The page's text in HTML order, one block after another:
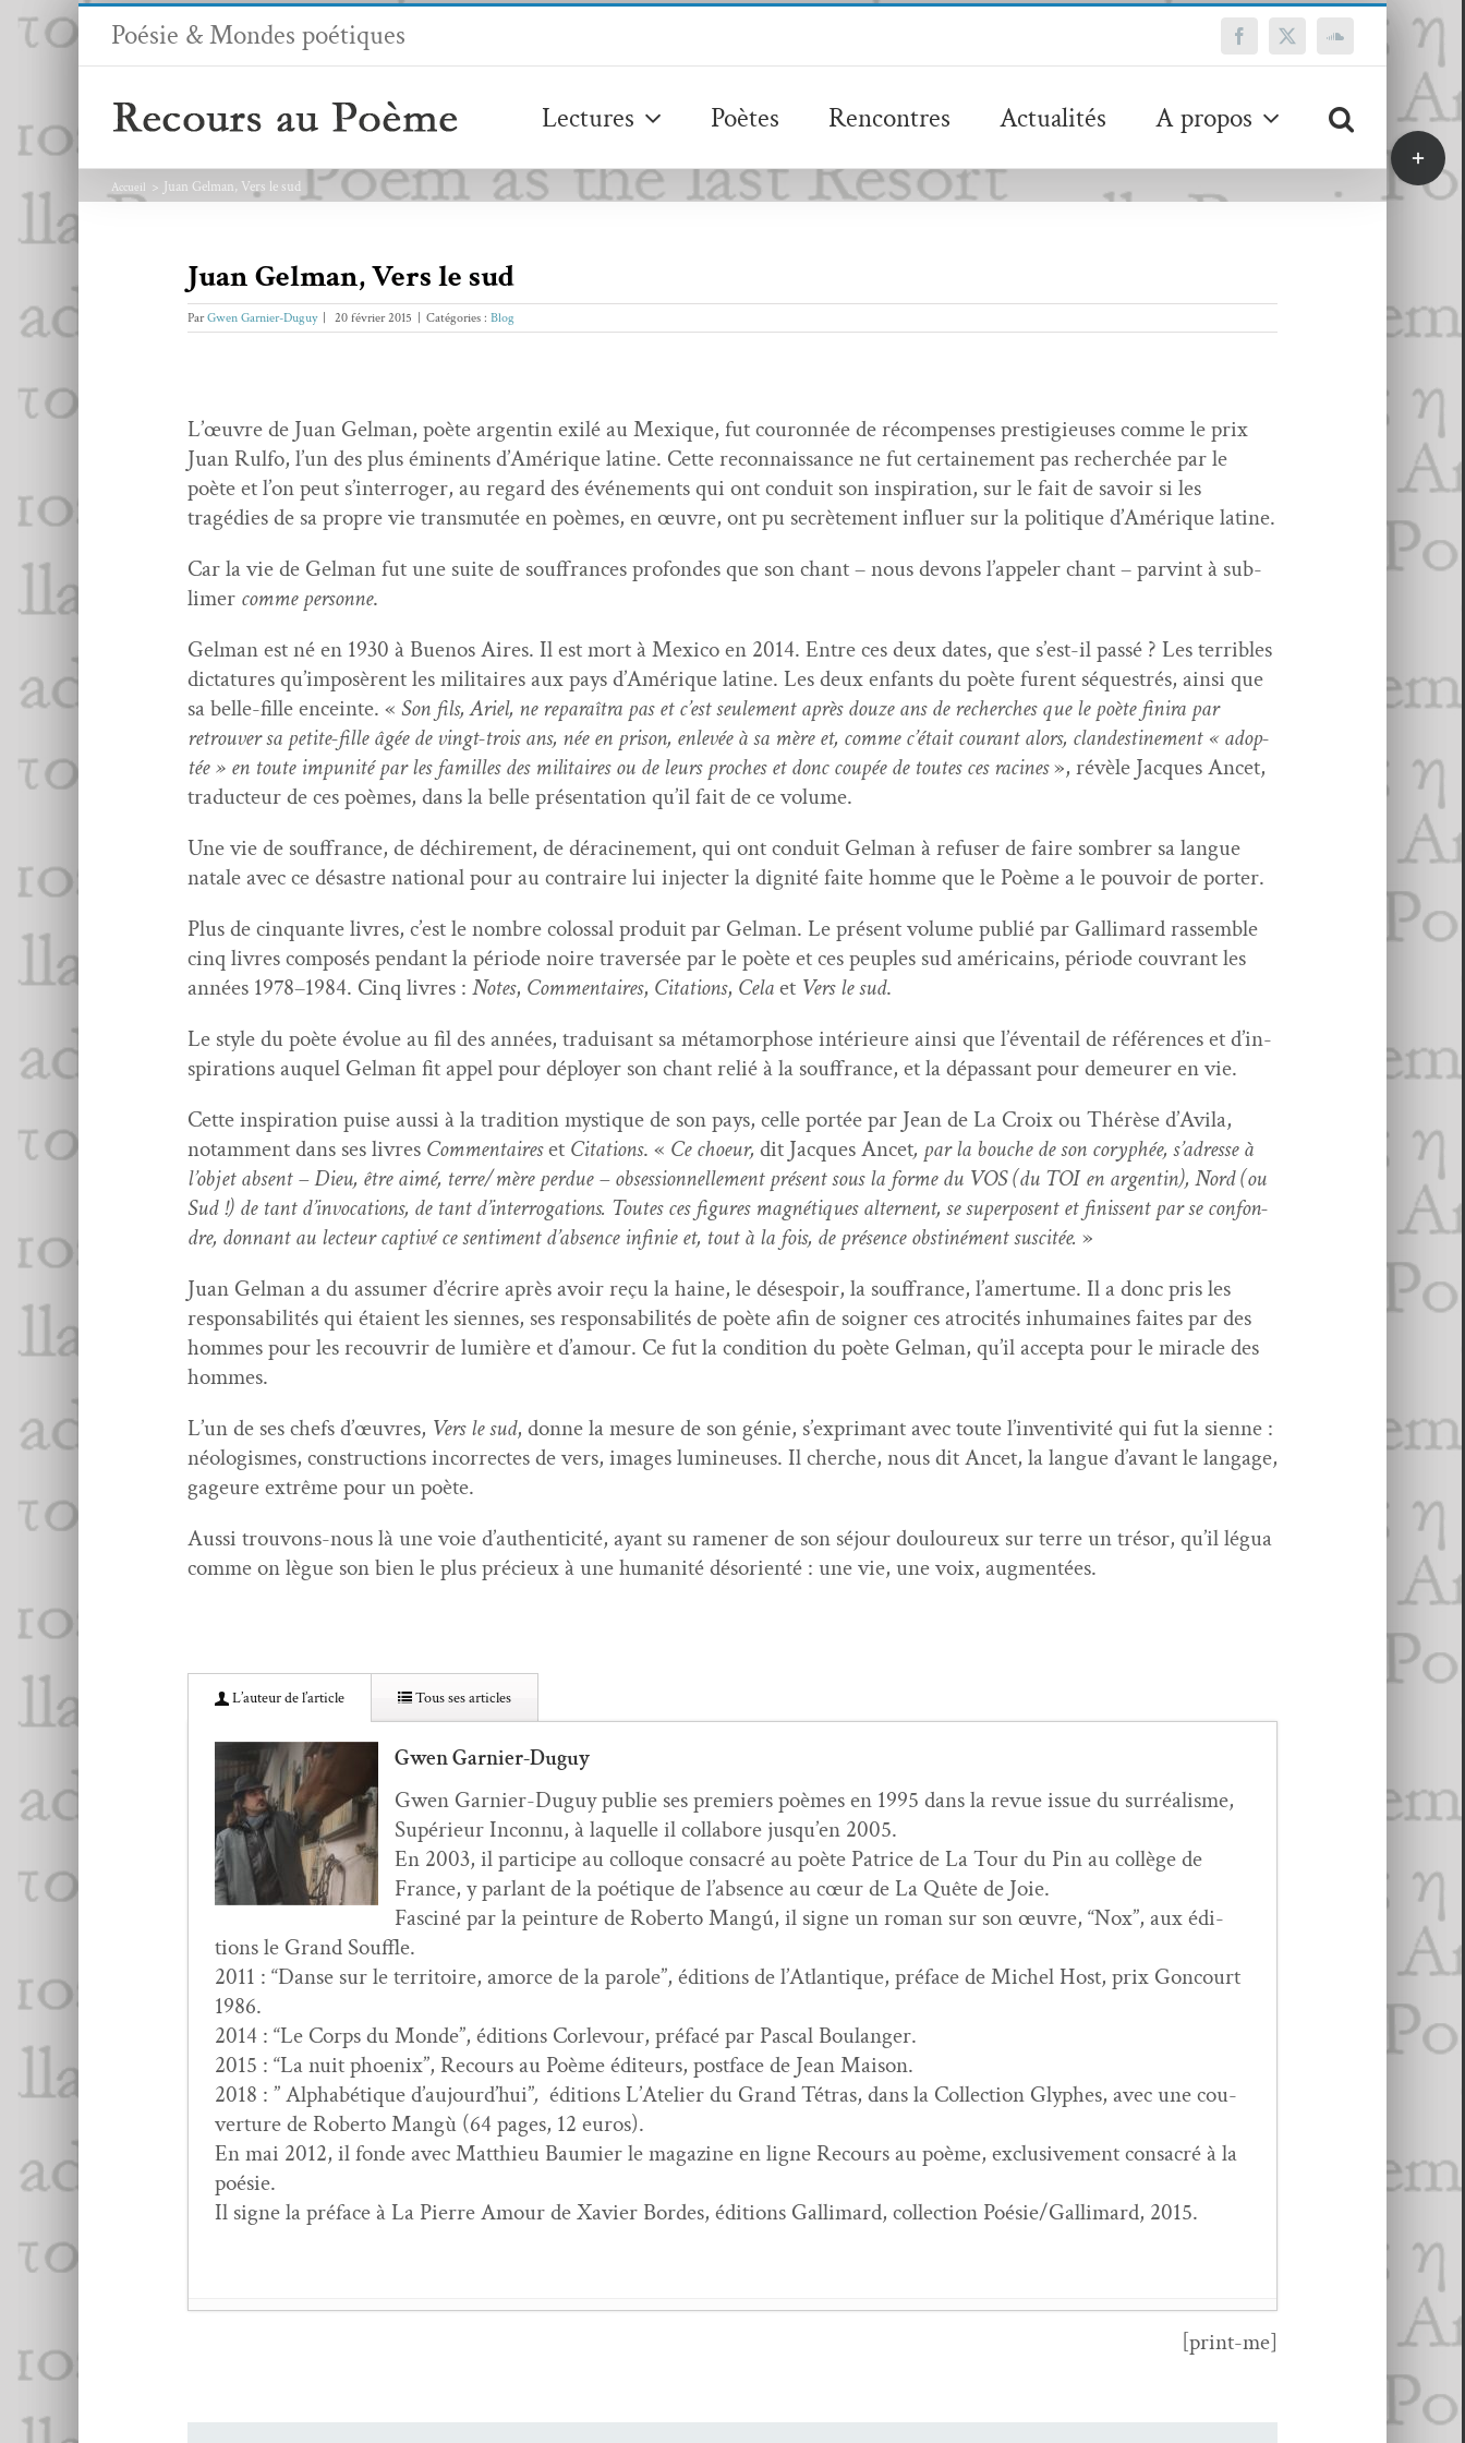
Passer
Poésie & Mondes poétiques Facebook
X SoundCloud
Lectures Poètes Rencontres Actualités A propos
Accueil Juan Gelman, Vers le sud
Juan Gelman, Vers le sud
ParGwen Garnier-Duguy 20 février 2015 Catégories : Blog
L’œu­vre de Juan Gel­man, poète argentin exilé au Mex­ique, fut couron­née de récom­pens­es pres­tigieuses comme le prix
Juan Rul­fo, l’un des plus émi­nents d’Amérique latine. Cette recon­nais­sance ne fut cer­taine­ment pas recher­chée par le
poète et l’on peut s’in­ter­roger, au regard des événe­ments qui ont con­duit son inspi­ra­tion, sur le fait de savoir si les
tragédies de sa pro­pre vie trans­mutée en poèmes, en œuvre, ont pu secrète­ment influer sur la poli­tique d’Amérique latine.
Car la vie de Gel­man fut une suite de souf­frances pro­fondes que son chant – nous devons l’ap­pel­er chant – parvint à sub­
limer comme per­son­ne.
Gel­man est né en 1930 à Buenos Aires. Il est mort à Mex­i­co en 2014. Entre ces deux dates, que s’est-il passé ? Les ter­ri­bles
dic­tatures qu’im­posèrent les mil­i­taires aux pays d’Amérique latine. Les deux enfants du poète furent séquestrés, ain­si que
sa belle-fille enceinte. « Son fils, Ariel, ne reparaî­tra pas et c’est seule­ment après douze ans de recherch­es que le poète fini­ra par
retrou­ver sa petite-fille âgée de vingt-trois ans, née en prison, enlevée à sa mère et, comme c’é­tait courant alors, clan­des­tine­ment « adop­
tée » en toute impunité par les familles des mil­i­taires ou de leurs proches et donc coupée de toutes ces racines», révèle Jacques Ancet,
tra­duc­teur de ces poèmes, dans la belle présen­ta­tion qu’il fait de ce volume.
Une vie de souf­france, de déchire­ment, de déracin­e­ment, qui ont con­duit Gel­man à refuser de faire som­br­er sa langue
natale avec ce désas­tre nation­al pour au con­traire lui injecter la dig­nité faite homme que le Poème a le pou­voir de porter.
Plus de cinquante livres, c’est le nom­bre colos­sal pro­duit par Gel­man. Le présent vol­ume pub­lié par Gal­li­mard rassem­ble
cinq livres com­posés pen­dant la péri­ode noire tra­ver­sée par le poète et ces peu­ples sud améri­cains, péri­ode cou­vrant les
années 1978–1984. Cinq livres : Notes, Com­men­taires, Cita­tions, Celaet Vers le sud.
Le style du poète évolue au fil des années, traduisant sa méta­mor­phose intérieure ain­si que l’éven­tail de références et d’in­
spi­ra­tions auquel Gel­man fit appel pour déploy­er son chant relié à la souf­france, et la dépas­sant pour demeur­er en vie.
Cette inspi­ra­tion puise aus­si à la tra­di­tion mys­tique de son pays, celle portée par Jean de La Croix ou Thérèse d’Av­i­la,
notam­ment dans ses livres Com­men­taireset Cita­tions. « Ce choeur, dit Jacques Ancet, par la bouche de son coryphée, s’adresse à
l’ob­jet absent – Dieu, être aimé, terre/mère per­due – obses­sion­nelle­ment présent sous la forme du VOS (du TOI en argentin), Nord (ou
Sud !) de tant d’in­vo­ca­tions, de tant d’in­ter­ro­ga­tions. Toutes ces fig­ures mag­né­tiques alter­nent, se super­posent et finis­sent par se con­fon­
dre, don­nant au lecteur cap­tivé ce sen­ti­ment d’ab­sence infinie et, tout à la fois, de présence obstiné­ment sus­citée. »
Juan Gel­man a du assumer d’écrire après avoir reçu la haine, le dés­espoir, la souf­france, l’amer­tume. Il a donc pris les
respon­s­abil­ités qui étaient les siennes, ses respon­s­abil­ités de poète afin de soign­er ces atroc­ités inhu­maines faites par des
hommes pour les recou­vrir de lumière et d’amour. Ce fut la con­di­tion du poète Gel­man, qu’il accep­ta pour le mir­a­cle des
hommes.
L’un de ses chefs d’œu­vres, Vers le sud, donne la mesure de son génie, s’ex­p­ri­mant avec toute l’in­ven­tiv­ité qui fut la sienne :
néol­o­gismes, con­struc­tions incor­rectes de vers, images lumineuses. Il cherche, nous dit Ancet, la langue d’a­vant le lan­gage,
gageure extrême pour un poète.
Aus­si trou­vons-nous là une voie d’au­then­tic­ité, ayant su ramen­er de son séjour douloureux sur terre un tré­sor, qu’il légua
comme on lègue son bien le plus pré­cieux à une human­ité désori­en­té : une vie, une voix, augmentées.
L’au­teur de l’article Tous ses articles
Gwen Garnier-Duguy
Gwen Gar­nier-Duguy pub­lie ses pre­miers poèmes en 1995 dans la revue issue du sur­réal­isme,
Supérieur Incon­nu, à laque­lle il col­la­bore jusqu’en 2005.
En 2003, il par­ticipe au col­loque con­sacré au poète Patrice de La Tour du Pin au col­lège de
France, y par­lant de la poé­tique de l’ab­sence au cœur de La Quête de Joie.
Fasciné par la pein­ture de Rober­to Mangú, il signe un roman sur son œuvre, “Nox”, aux édi­
tions le Grand Souffle.
2011 : “Danse sur le ter­ri­toire, amorce de la parole”, édi­tions de l’At­lan­tique, pré­face de Michel Host, prix Goncourt
1986.
2014 : “Le Corps du Monde”, édi­tions Cor­levour, pré­facé par Pas­cal Boulanger.
2015 : “La nuit phoenix”, Recours au Poème édi­teurs, post­face de Jean Maison.
2018 : ” Alphabé­tique d’au­jour­d’hui”, édi­tions L’Ate­lier du Grand Tétras, dans la Col­lec­tion Glyphes, avec une cou­
ver­ture de Rober­to Mangù (64 pages, 12 euros).
En mai 2012, il fonde avec Matthieu Bau­mi­er le mag­a­zine en ligne Recours au poème, exclu­sive­ment con­sacré à la
poésie.
Il signe la pré­face à La Pierre Amour de Xavier Bor­des, édi­tions Gal­li­mard, col­lec­tion Poésie/Gallimard, 2015.
[print-me]
Bascule
de
la
barre